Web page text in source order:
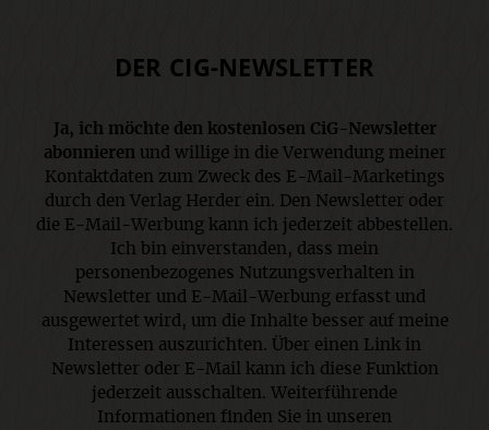
DER CIG-NEWSLETTER
Ja, ich möchte den kostenlosen CiG-Newsletter
abonnieren und willige in die Verwendung meiner
Kontaktdaten zum Zweck des E-Mail-Marketings
durch den Verlag Herder ein. Den Newsletter oder
die E-Mail-Werbung kann ich jederzeit abbestellen.
Ich bin einverstanden, dass mein
personenbezogenes Nutzungsverhalten in
Newsletter und E-Mail-Werbung erfasst und
ausgewertet wird, um die Inhalte besser auf meine
Interessen auszurichten. Über einen Link in
Newsletter oder E-Mail kann ich diese Funktion
jederzeit ausschalten. Weiterführende
Informationen finden Sie in unseren